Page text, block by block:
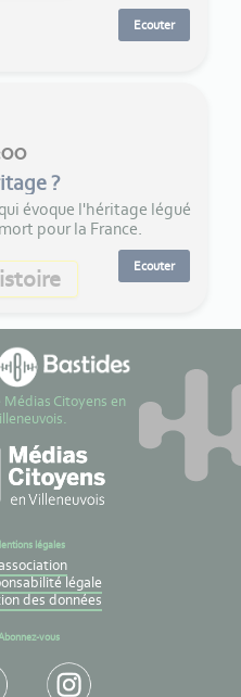
Ecouter
?
évoque l'héritage légué
pour la France.
Ecouter
Citoyens en
légales
légale
des données
vous